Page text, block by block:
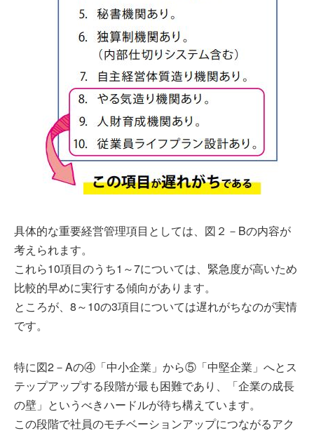
具体的な重要経営管理項目としては、図２－Bの内容が
考えられます。
これら10項目のうち1～7については、緊急度が高いため
比較的早めに実行する傾向があります。
ところが、8～10の3項目については遅れがちなのが実情
です。
特に図2－Aの④「中小企業」から⑤「中堅企業」へとス
テップアップする段階が最も困難であり、「企業の成長
の壁」というべきハードルが待ち構えています。
この段階で社員のモチベーションアップにつながるアク